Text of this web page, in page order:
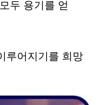
두 용기를 얻
루어지기를 희망